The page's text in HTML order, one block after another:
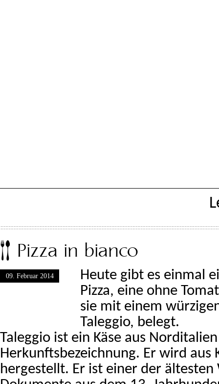
Pizza in bianco
09. Februar 2014
Heute gibt es einmal
Pizza, eine ohne
sie mit einem
Taleggio, belegt.
Taleggio ist ein Käse aus
Herkunftsbezeichnung. Er wird aus
hergestellt. Er ist einer der ältesten